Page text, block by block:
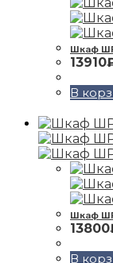
Шкаф
13910
В
Шкаф
13800
В